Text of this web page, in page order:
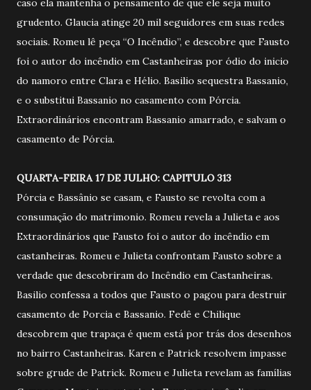
grudento. Glaucia atinge 20 mil seguidores em suas redes
sociais. Romeu lê peça “O Incêndio”, e descobre que Fausto
foi o autor do incêndio em Castanheiras por ódio do inicio
do namoro entre Clara e Hélio. Basilio sequestra Bassanio,
e o substitui Bassanio no casamento com Pórcia.
Extraordinários encontram Bassanio amarrado, e salvam o
casamento de Pórcia.
QUARTA-FEIRA 17 DE JULHO: CAPITULO 313
Pórcia e Bassânio se casam, e Fausto se revolta com a
consumação do matrimonio. Romeu revela a Julieta e aos
Extraordinários que Fausto foi o autor do incêndio em
castanheiras. Romeu e Julieta confrontam Fausto sobre a
verdade que descobriram do Incêndio em Castanheiras.
Basilio confessa a todos que Fausto o pagou para destruir
casamento de Porcia e Bassanio. Fedê e Chilique
descobrem que trapaça é quem está por trás dos desenhos
no bairro Castanheiras. Karen e Patrick resolvem impasse
sobre grude de Patrick. Romeu e Julieta revelam as famílias